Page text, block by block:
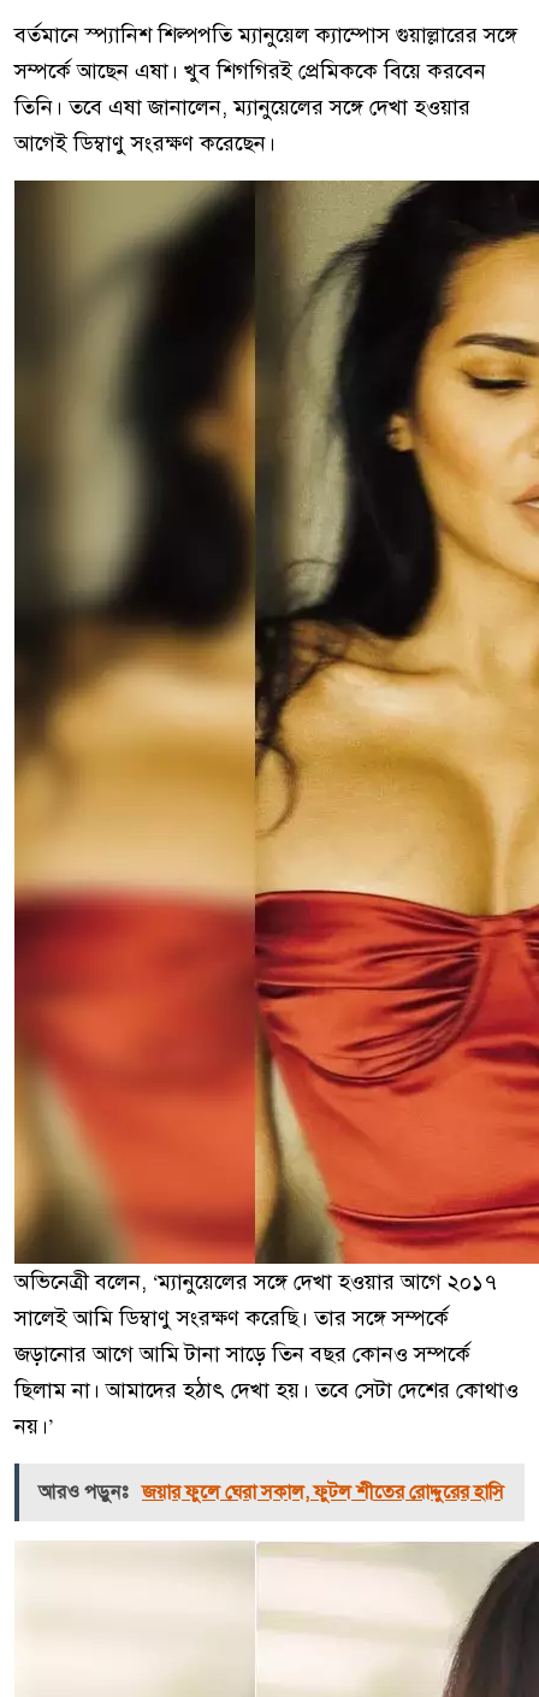
বর্তমানে স্প্যানিশ শিল্পপতি ম্যানুয়েল ক্যাম্পোস গুয়াল্লারের সঙ্গে
সম্পর্কে আছেন এষা। খুব শিগগিরই প্রেমিককে বিয়ে করবেন
তিনি। তবে এষা জানালেন, ম্যানুয়েলের সঙ্গে দেখা হওয়ার
আগেই ডিম্বাণু সংরক্ষণ করেছেন।
অভিনেত্রী বলেন, ‘ম্যানুয়েলের সঙ্গে দেখা হওয়ার আগে ২০১৭
সালেই আমি ডিম্বাণু সংরক্ষণ করেছি। তার সঙ্গে সম্পর্কে
জড়ানোর আগে আমি টানা সাড়ে তিন বছর কোনও সম্পর্কে
ছিলাম না। আমাদের হঠাৎ দেখা হয়। তবে সেটা দেশের কোথাও
নয়।’
আরও পড়ুনঃ জয়ার ফুলে ঘেরা সকাল, ফুটল শীতের রোদ্দুরের হাসি